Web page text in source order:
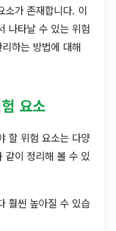
소가 존재합니다. 이
나타날 수 있는 위험
하는 방법에 대해
요소
할 위험 요소는 다양
같이 정리해 볼 수 있
훨씬 높아질 수 있습